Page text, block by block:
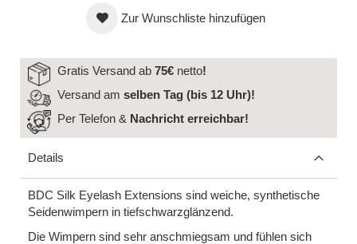
Zur Wunschliste hinzufügen
Gratis Versand ab 75€ netto!
Versand am selben Tag (bis 12 Uhr)!
Per Telefon & Nachricht erreichbar!
Details
BDC Silk Eyelash Extensions sind weiche, synthetische
Seidenwimpern in tiefschwarzglänzend.
Die Wimpern sind sehr anschmiegsam und fühlen sich